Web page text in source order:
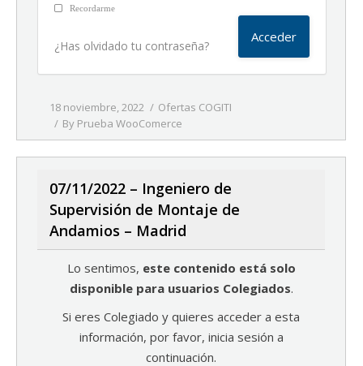
Recordarme
¿Has olvidado tu contraseña?
18 noviembre, 2022
Ofertas COGITI
By Prueba WooComerce
07/11/2022 – Ingeniero de
Supervisión de Montaje de
Andamios – Madrid
Lo sentimos, este contenido está solo
disponible para usuarios Colegiados.
Si eres Colegiado y quieres acceder a esta
información, por favor, inicia sesión a
continuación.